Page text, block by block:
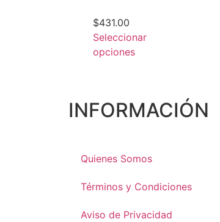
$431.00
Seleccionar
opciones
INFORMACIÓN
Quienes Somos
Términos y Condiciones
Aviso de Privacidad